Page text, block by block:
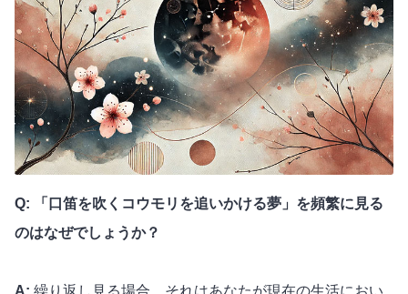
Q: 「口笛を吹くコウモリを追いかける夢」を頻繁に見る
のはなぜでしょうか？
A: 繰り返し見る場合、それはあなたが現在の生活におい